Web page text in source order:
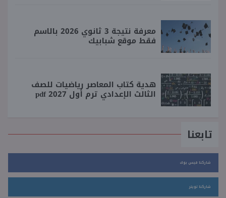
معرفة نتيجة 3 ثانوي 2026 بالاسم
فقط موقع شبابيك
هدية كتاب المعاصر رياضيات للصف
الثالث الإعدادي ترم أول 2027 pdf
تابعنا
شاركنا فيس بوك
شاركنا تويتر